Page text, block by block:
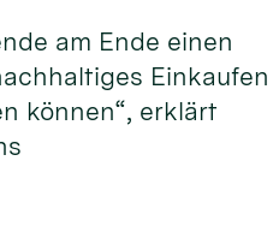
am Ende einen
Einkaufen
können“, erklärt